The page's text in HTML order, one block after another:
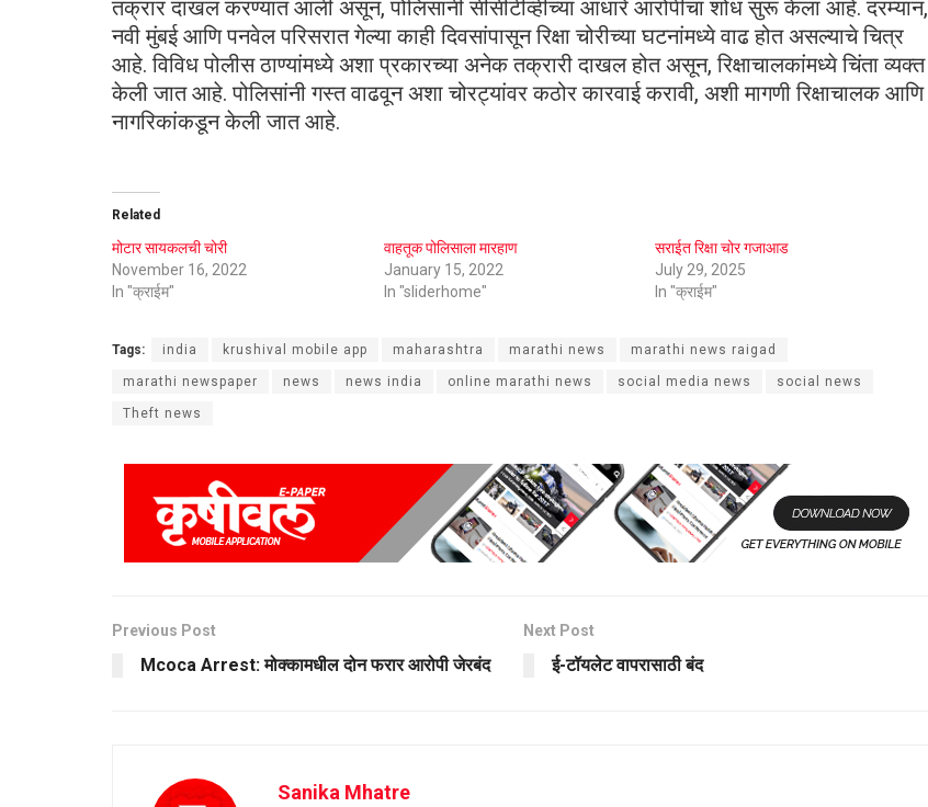
तक्रार दाखल करण्यात आली असून, पोलिसांनी सीसीटीव्हीच्या आधारे आरोपीचा शोध सुरू केला आहे. दरम्यान,
नवी मुंबई आणि पनवेल परिसरात गेल्या काही दिवसांपासून रिक्षा चोरीच्या घटनांमध्ये वाढ होत असल्याचे चित्र
आहे. विविध पोलीस ठाण्यांमध्ये अशा प्रकारच्या अनेक तक्रारी दाखल होत असून, रिक्षाचालकांमध्ये चिंता व्यक्त
केली जात आहे. पोलिसांनी गस्त वाढवून अशा चोरट्यांवर कठोर कारवाई करावी, अशी मागणी रिक्षाचालक आणि
नागरिकांकडून केली जात आहे.
Related
मोटार सायकलची चोरी
November 16, 2022
In "क्राईम"
वाहतूक पोलिसाला मारहाण
January 15, 2022
In "sliderhome"
सराईत रिक्षा चोर गजाआड
July 29, 2025
In "क्राईम"
Tags: india krushival mobile app maharashtra marathi news marathi news raigad
marathi newspaper news news india online marathi news social media news social news
Theft news
Previous Post
Mcoca Arrest: मोक्कामधील दोन फरार आरोपी जेरबंद
Next Post
ई-टॉयलेट वापरासाठी बंद
Sanika Mhatre